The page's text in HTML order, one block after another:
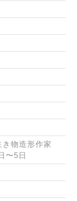
物造形作家
〜5日